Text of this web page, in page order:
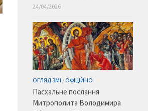
24/04/2026
ОГЛЯД ЗМІ / ОФІЦІЙНО
Пасхальне послання
Митрополита Володимира